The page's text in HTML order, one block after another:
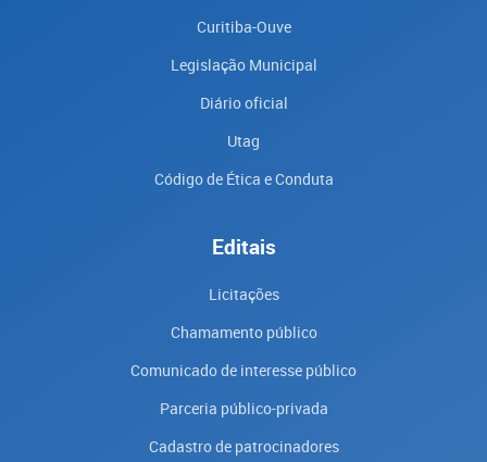
Curitiba-Ouve
Legislação Municipal
Diário oficial
Utag
Código de Ética e Conduta
Editais
Licitações
Chamamento público
Comunicado de interesse público
Parceria público-privada
Cadastro de patrocinadores